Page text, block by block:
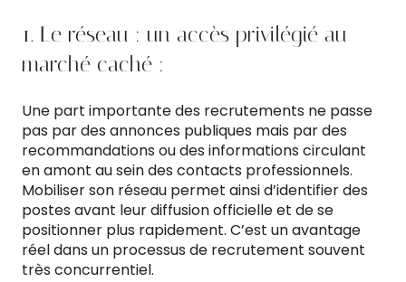
1. Le réseau : un accès privilégié au
marché caché :
Une part importante des recrutements ne passe
pas par des annonces publiques mais par des
recommandations ou des informations circulant
en amont au sein des contacts professionnels.
Mobiliser son réseau permet ainsi d’identifier des
postes avant leur diffusion officielle et de se
positionner plus rapidement. C’est un avantage
réel dans un processus de recrutement souvent
très concurrentiel.